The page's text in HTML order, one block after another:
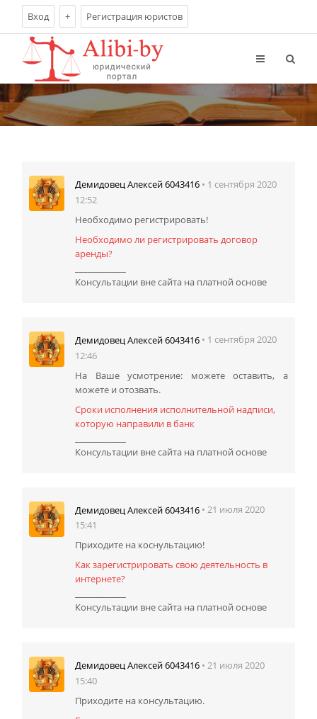
Вход + Регистрация юристов
Демидовец Алексей 6043416 • 1 сентября 2020
12:52
Необходимо регистрировать!
Необходимо ли регистрировать договор
аренды?
Консультации вне сайта на платной основе
Демидовец Алексей 6043416 • 1 сентября 2020
12:46
На Ваше усмотрение: можете оставить, а
можете и отозвать.
Сроки исполнения исполнительной надписи,
которую направили в банк
Консультации вне сайта на платной основе
Демидовец Алексей 6043416 • 21 июля 2020
15:41
Приходите на коснультацию!
Как зарегистрировать свою деятельность в
интернете?
Консультации вне сайта на платной основе
Демидовец Алексей 6043416 • 21 июля 2020
15:40
Приходите на консультацию.